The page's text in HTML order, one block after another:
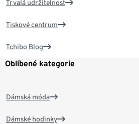
Trvalá udržitelnost
Tiskové centrum
Tchibo Blog
Oblíbené kategorie
Dámská móda
Dámské hodinky